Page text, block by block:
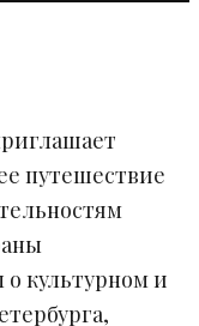
путешествие
культурном и